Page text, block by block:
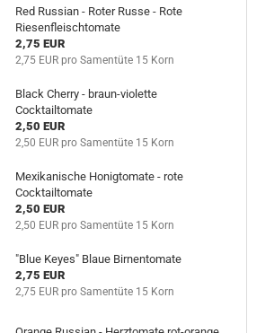
Red Russian - Roter Russe - Rote
Riesenfleischtomate
2,75 EUR
2,75 EUR pro Samentüte 15 Korn
Black Cherry - braun-violette
Cocktailtomate
2,50 EUR
2,50 EUR pro Samentüte 15 Korn
Mexikanische Honigtomate - rote
Cocktailtomate
2,50 EUR
2,50 EUR pro Samentüte 15 Korn
"Blue Keyes" Blaue Birnentomate
2,75 EUR
2,75 EUR pro Samentüte 15 Korn